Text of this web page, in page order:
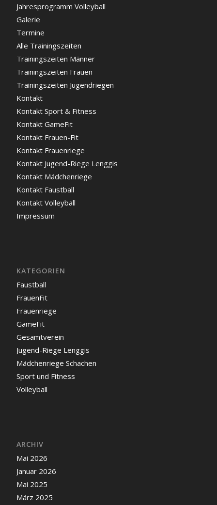
Jahresprogramm Volleyball
Galerie
Termine
Alle Trainingszeiten
Trainingszeiten Männer
Trainingszeiten Frauen
Trainingszeiten Jugendriegen
Kontakt
Kontakt Sport & Fitness
Kontakt GameFit
Kontakt Frauen-Fit
Kontakt Frauenriege
Kontakt Jugend-Riege Lenggis
Kontakt Mädchenriege
Kontakt Faustball
Kontakt Volleyball
Impressum
KATEGORIEN
Faustball
FrauenFit
Frauenriege
GameFit
Gesamtverein
Jugend-Riege Lenggis
Mädchenriege Schachen
Sport und Fitness
Volleyball
ARCHIV
Mai 2026
Januar 2026
Mai 2025
März 2025